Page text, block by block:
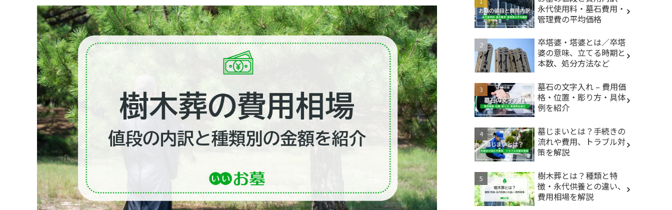
永代使用料・墓石費用・
管理費の平均価格
卒塔婆・塔婆とは／卒塔
婆の意味、立てる時期と
本数、処分方法など
墓石の文字入れ – 費用価
格・位置・彫り方・具体
例を紹介
墓じまいとは？手続きの
流れや費用、トラブル対
策を解説
樹木葬とは？種類と特
徴・永代供養との違い、
費用相場を解説